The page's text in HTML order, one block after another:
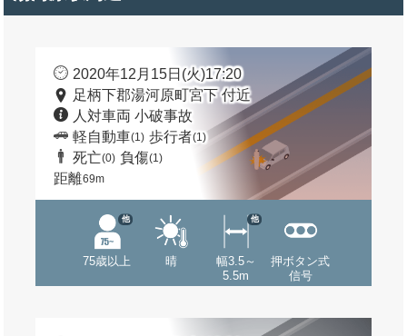
2020年12月15日(火)17:20
足柄下郡湯河原町宮下 付近
人対車両 小破事故
軽自動車(1) 歩行者(1)
死亡(0) 負傷(1)
距離69m
75歳以上
他
晴
幅3.5～
5.5m
他
押ボタン式
信号